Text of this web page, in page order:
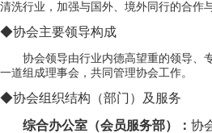
清洗行业，加强与国外、境外同行的合作
◆协会主要领导构成
协会领导由行业内德高望重的领导、
一道组成理事会，共同管理协会工作。
◆协会组织结构（部门）及服务
综合办公室 （会员服务部）： 协